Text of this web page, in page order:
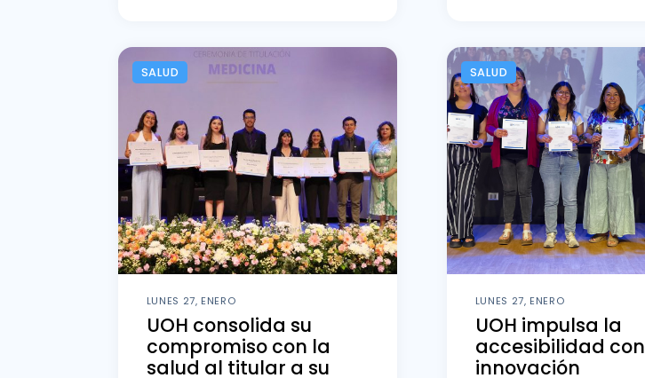
SALUD
LUNES 27, ENERO
UOH consolida su
compromiso con la
salud al titular a su
SALUD
LUNES 27, ENERO
UOH impulsa la
accesibilidad con
innovación